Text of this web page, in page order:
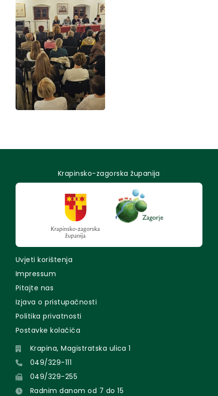
Krapinsko-zagorska županija
Uvjeti korištenja
Impressum
Pitajte nas
Izjava o pristupačnosti
Politika privatnosti
Postavke kolačića
Krapina, Magistratska ulica 1
049/329-111
049/329-255
Radnim danom od 7 do 15